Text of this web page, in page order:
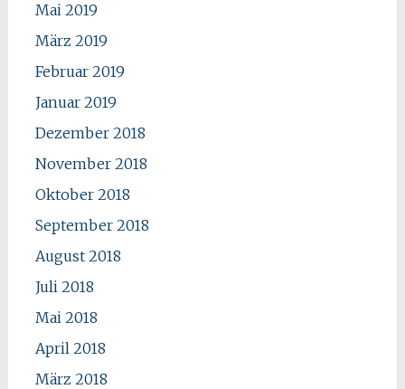
Mai 2019
März 2019
Februar 2019
Januar 2019
Dezember 2018
November 2018
Oktober 2018
September 2018
August 2018
Juli 2018
Mai 2018
April 2018
März 2018